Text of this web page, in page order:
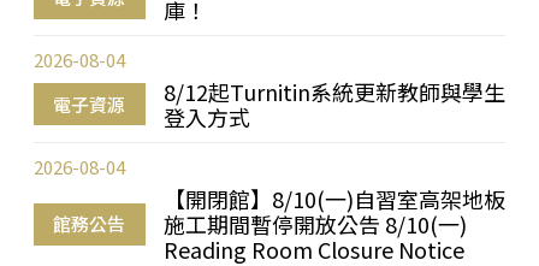
庫！
電子資源
8/12起Turnitin系統更新教師與學生
登入方式
2026-08-04
館務公告
【開閉館】8/10(一)自習室高架地板
施工期間暫停開放公告 8/10(一)
Reading Room Closure Notice
2026-08-04